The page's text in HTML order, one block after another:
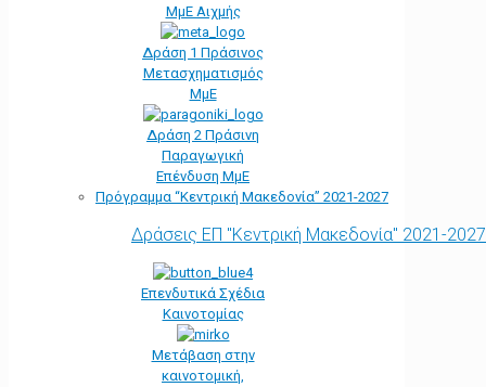
ΜμΕ Αιχμής
Δράση 1 Πράσινος
Μετασχηματισμός
ΜμΕ
Δράση 2 Πράσινη
Παραγωγική
Επένδυση ΜμΕ
Πρόγραμμα “Κεντρική Μακεδονία” 2021-2027
Δράσεις ΕΠ "Κεντρική Μακεδονία" 2021-2027
Επενδυτικά Σχέδια
Καινοτομίας
Μετάβαση στην
καινοτομική,